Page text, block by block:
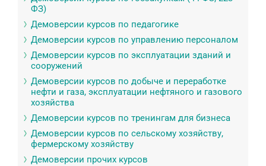
ФЗ)
Демоверсии курсов по педагогике
Демоверсии курсов по управлению персоналом
Демоверсии курсов по эксплуатации зданий и
сооружений
Демоверсии курсов по добыче и переработке
нефти и газа, эксплуатации нефтяного и газового
хозяйства
Демоверсии курсов по тренингам для бизнеса
Демоверсии курсов по сельскому хозяйству,
фермерскому хозяйству
Демоверсии прочих курсов